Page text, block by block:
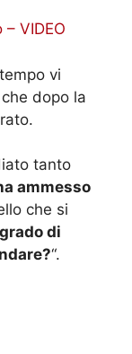
VIDEO
vi
dopo la
tanto
ammesso
che si
di
“.